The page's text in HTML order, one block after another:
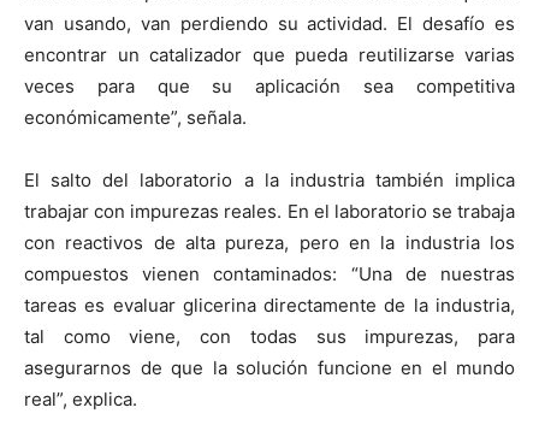
van usando, van perdiendo su actividad. El desafío es
encontrar un catalizador que pueda reutilizarse varias
veces para que su aplicación sea competitiva
económicamente”, señala.
El salto del laboratorio a la industria también implica
trabajar con impurezas reales. En el laboratorio se trabaja
con reactivos de alta pureza, pero en la industria los
compuestos vienen contaminados: “Una de nuestras
tareas es evaluar glicerina directamente de la industria,
tal como viene, con todas sus impurezas, para
asegurarnos de que la solución funcione en el mundo
real”, explica.